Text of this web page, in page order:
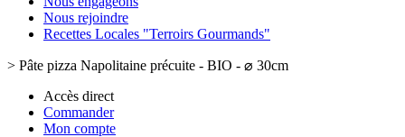
Nous rejoindre
Recettes Locales "Terroirs Gourmands"
> Pâte pizza Napolitaine précuite - BIO - ⌀ 30cm
Accès direct
Commander
Mon compte